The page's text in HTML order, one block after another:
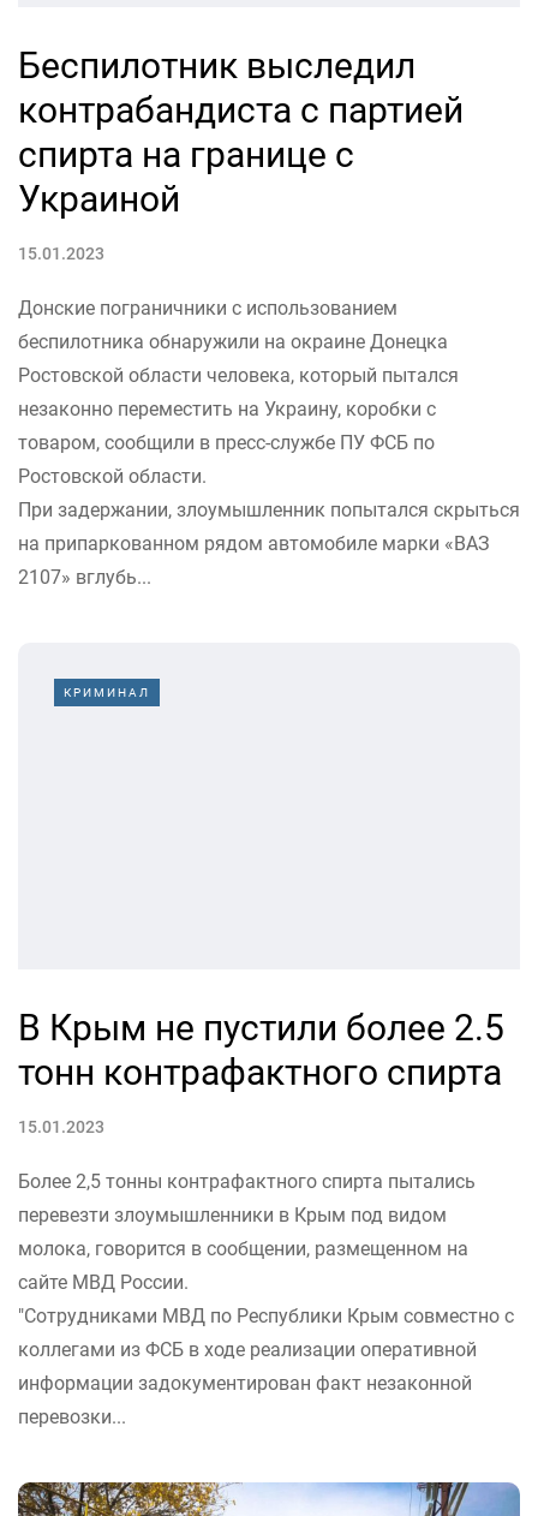
Беспилотник выследил
контрабандиста с партией
спирта на границе с
Украиной
15.01.2023
Донские пограничники с использованием
беспилотника обнаружили на окраине Донецка
Ростовской области человека, который пытался
незаконно переместить на Украину, коробки с
товаром, сообщили в пресс-службе ПУ ФСБ по
Ростовской области.
При задержании, злоумышленник попытался скрыться
на припаркованном рядом автомобиле марки «ВАЗ
2107» вглубь...
КРИМИНАЛ
В Крым не пустили более 2.5
тонн контрафактного спирта
15.01.2023
Более 2,5 тонны контрафактного спирта пытались
перевезти злоумышленники в Крым под видом
молока, говорится в сообщении, размещенном на
сайте МВД России.
"Сотрудниками МВД по Республики Крым совместно с
коллегами из ФСБ в ходе реализации оперативной
информации задокументирован факт незаконной
перевозки...